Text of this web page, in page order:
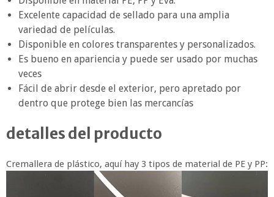
Excelente capacidad de sellado para una amplia
variedad de películas.
Disponible en colores transparentes y personalizados.
Es bueno en apariencia y puede ser usado por muchas
veces
Fácil de abrir desde el exterior, pero apretado por
dentro que protege bien las mercancías
detalles del producto
Cremallera de plástico, aquí hay 3 tipos de material de PE y PP: